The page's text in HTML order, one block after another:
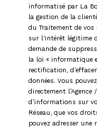
informatisé par La
la gestion de la
du Traitement de vos
sur l'intérêt légitime
demande de
la loi « informatique
rectification,
données. Vous
directement l’Agence
d’informations sur
Réseau, que vos
pouvez adresser une